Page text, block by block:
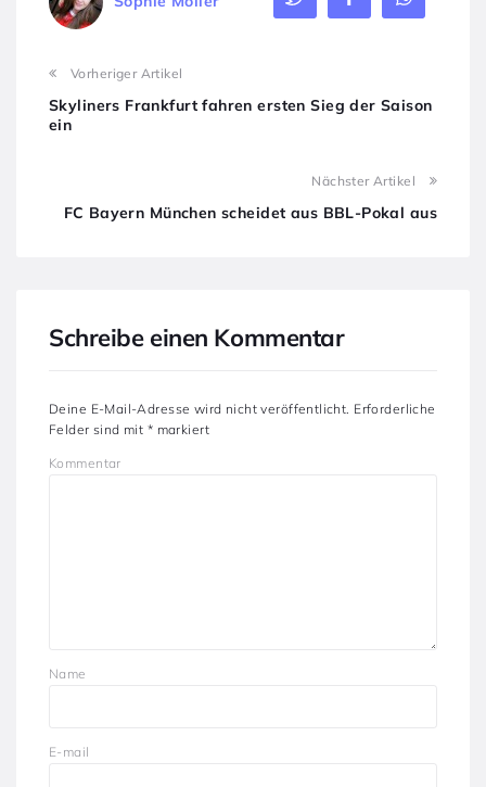
Vorheriger Artikel
Skyliners Frankfurt fahren ersten Sieg der Saison
ein
Nächster Artikel
FC Bayern München scheidet aus BBL-Pokal aus
Schreibe einen Kommentar
Deine E-Mail-Adresse wird nicht veröffentlicht. Erforderliche
Felder sind mit * markiert
Kommentar
Name
E-mail